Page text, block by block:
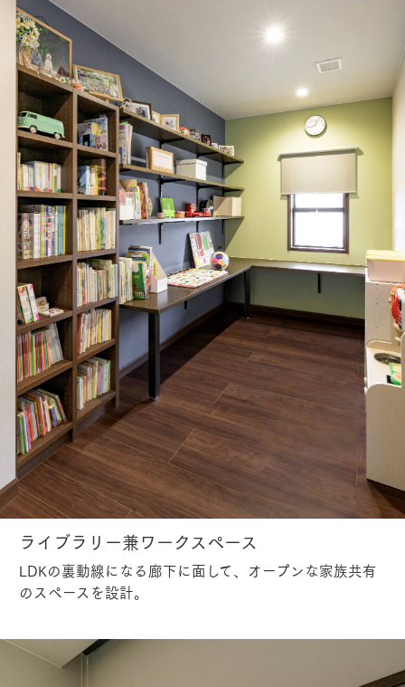
ライブラリー兼ワークスペース
LDKの裏動線になる廊下に面して、オープンな家族共有
のスペースを設計。